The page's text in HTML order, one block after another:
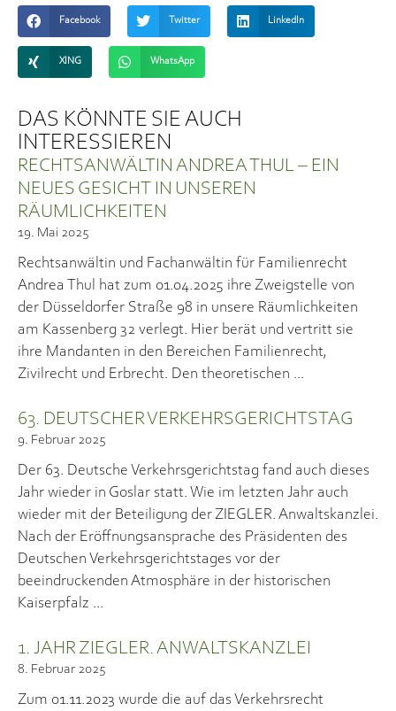
Facebook Twitter LinkedIn
XING WhatsApp
DAS KÖNNTE SIE AUCH
INTERESSIEREN
RECHTSANWÄLTIN ANDREA THUL – EIN
NEUES GESICHT IN UNSEREN
RÄUMLICHKEITEN
19. Mai 2025
Rechtsanwältin und Fachanwältin für Familienrecht
Andrea Thul hat zum 01.04.2025 ihre Zweigstelle von
der Düsseldorfer Straße 98 in unsere Räumlichkeiten
am Kassenberg 32 verlegt. Hier berät und vertritt sie
ihre Mandanten in den Bereichen Familienrecht,
Zivilrecht und Erbrecht. Den theoretischen
63. DEUTSCHER VERKEHRSGERICHTSTAG
9. Februar 2025
Der 63. Deutsche Verkehrsgerichtstag fand auch dieses
Jahr wieder in Goslar statt. Wie im letzten Jahr auch
wieder mit der Beteiligung der ZIEGLER. Anwaltskanzlei.
Nach der Eröffnungsansprache des Präsidenten des
Deutschen Verkehrsgerichtstages vor der
beeindruckenden Atmosphäre in der historischen
Kaiserpfalz
1. JAHR ZIEGLER. ANWALTSKANZLEI
8. Februar 2025
Zum 01.11.2023 wurde die auf das Verkehrsrecht